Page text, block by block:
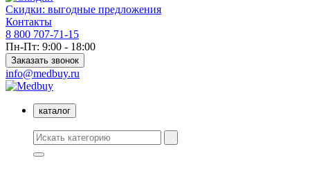
Скидки: выгодные предложения
Контакты
8 800 707-71-15
Пн-Пт: 9:00 - 18:00
Заказать звонок
info@medbuy.ru
каталог